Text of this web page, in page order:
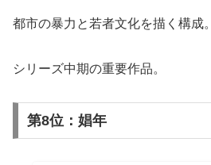
都市の暴力と若者文化を描く構成。
シリーズ中期の重要作品。
第8位：娼年